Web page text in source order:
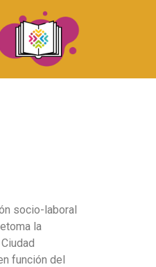
socio-laboral
la
función del